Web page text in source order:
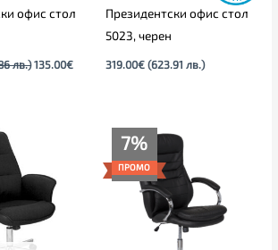
офис стол
лв.) 135.00€
Президентски офис стол
5023, черен
319.00€ (623.91 лв.)
7%
ПРОМО
Original
price
was:
149.00€.139.00€.